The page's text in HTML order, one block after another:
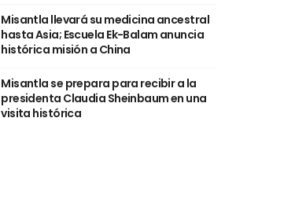
Misantla llevará su medicina ancestral
hasta Asia; Escuela Ek-Balam anuncia
histórica misión a China
Misantla se prepara para recibir a la
presidenta Claudia Sheinbaum en una
visita histórica